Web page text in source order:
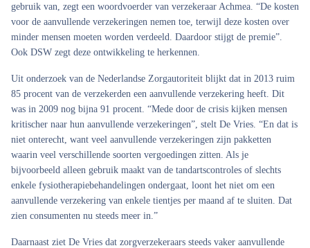
gebruik van, zegt een woordvoerder van verzekeraar Achmea. “De kosten
voor de aanvullende verzekeringen nemen toe, terwijl deze kosten over
minder mensen moeten worden verdeeld. Daardoor stijgt de premie”.
Ook DSW zegt deze ontwikkeling te herkennen.
Uit onderzoek van de Nederlandse Zorgautoriteit blijkt dat in 2013 ruim
85 procent van de verzekerden een aanvullende verzekering heeft. Dit
was in 2009 nog bijna 91 procent. “Mede door de crisis kijken mensen
kritischer naar hun aanvullende verzekeringen”, stelt De Vries. “En dat is
niet onterecht, want veel aanvullende verzekeringen zijn pakketten
waarin veel verschillende soorten vergoedingen zitten. Als je
bijvoorbeeld alleen gebruik maakt van de tandartscontroles of slechts
enkele fysiotherapiebehandelingen ondergaat, loont het niet om een
aanvullende verzekering van enkele tientjes per maand af te sluiten. Dat
zien consumenten nu steeds meer in.”
Daarnaast ziet De Vries dat zorgverzekeraars steeds vaker aanvullende